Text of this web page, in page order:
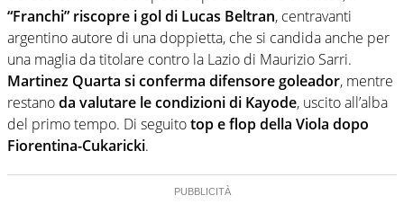
“Franchi” riscopre i gol di Lucas Beltran, centravanti
argentino autore di una doppietta, che si candida anche per
una maglia da titolare contro la Lazio di Maurizio Sarri.
Martinez Quarta si conferma difensore goleador, mentre
restanoda valutare le condizioni di Kayode, uscito all’alba
del primo tempo. Di seguitotop e flop della Viola dopo
Fiorentina-Cukaricki.